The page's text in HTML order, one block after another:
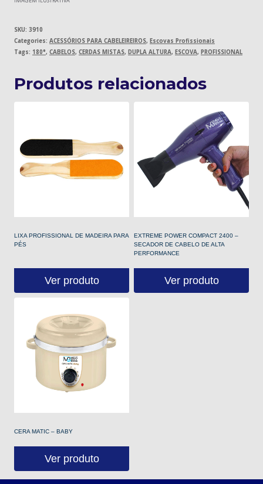
SKU: 3910
Categories: ACESSÓRIOS PARA CABELEIREIROS, Escovas Profissionais
Tags: 180°, CABELOS, CERDAS MISTAS, DUPLA ALTURA, ESCOVA, PROFISSIONAL
Produtos relacionados
LIXA PROFISSIONAL DE MADEIRA PARA
PÉS
Ver produto
EXTREME POWER COMPACT 2400 –
SECADOR DE CABELO DE ALTA
PERFORMANCE
Ver produto
CERA MATIC – BABY
Ver produto